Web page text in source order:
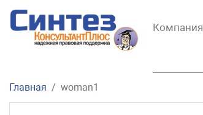
Компания
Главная woman1